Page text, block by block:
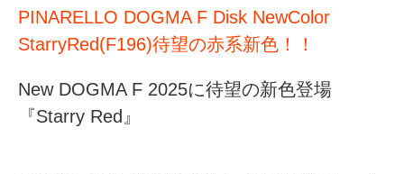
PINARELLO DOGMA F Disk NewColor
StarryRed(F196)待望の赤系新色！！
New DOGMA F 2025に待望の新色登場
『Starry Red』